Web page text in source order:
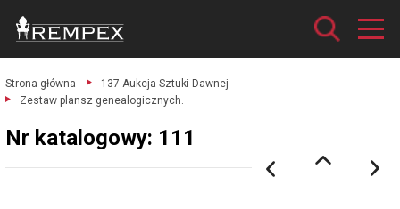
Strona główna
137 Aukcja Sztuki Dawnej
Zestaw plansz genealogicznych.
Nr katalogowy: 111